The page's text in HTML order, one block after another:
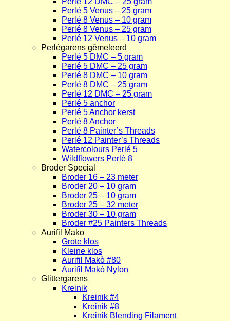
Perlé 5 Venus – 25 gram
Perlé 8 Venus – 10 gram
Perlé 8 Venus – 25 gram
Perlé 12 Venus – 10 gram
Perlégarens gêmeleerd
Perlé 5 DMC – 5 gram
Perlé 5 DMC – 25 gram
Perlé 8 DMC – 10 gram
Perlé 8 DMC – 25 gram
Perlé 12 DMC – 25 gram
Perlé 5 anchor
Perlé 5 Anchor kerst
Perlé 8 Anchor
Perlé 8 Painter’s Threads
Perlé 12 Painter’s Threads
Watercolours Perlé 5
Wildflowers Perlé 8
Broder Special
Broder 16 – 23 meter
Broder 20 – 10 gram
Broder 25 – 10 gram
Broder 25 – 32 meter
Broder 30 – 10 gram
Broder #25 Painters Threads
Aurifil Mako
Grote klos
Kleine klos
Aurifil Makò #80
Aurifil Makò Nylon
Glittergarens
Kreinik
Kreinik #4
Kreinik #8
Kreinik Blending Filament